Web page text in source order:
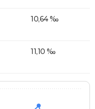
10,64 ‰
11,10 ‰